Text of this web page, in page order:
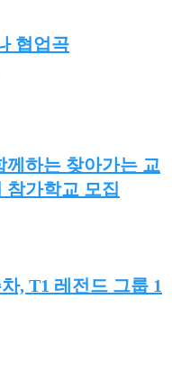
협업곡
께하는 찾아가는 교
참가학교 모집
, T1 레전드 그룹 1